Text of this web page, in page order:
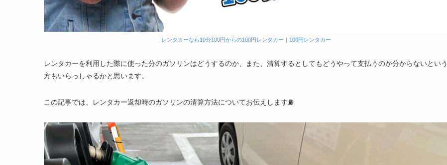
レンタカーなら10分100円からの100円レンタカー｜100円レンタカー
レンタカーを利用した際に使った分のガソリンはどうするのか、また、清算するとしてもどうやって支払うのか分からないという
方もいらっしゃるかと思います。
この記事では、レンタカー返却時のガソリンの清算方法についてお伝えします⛽